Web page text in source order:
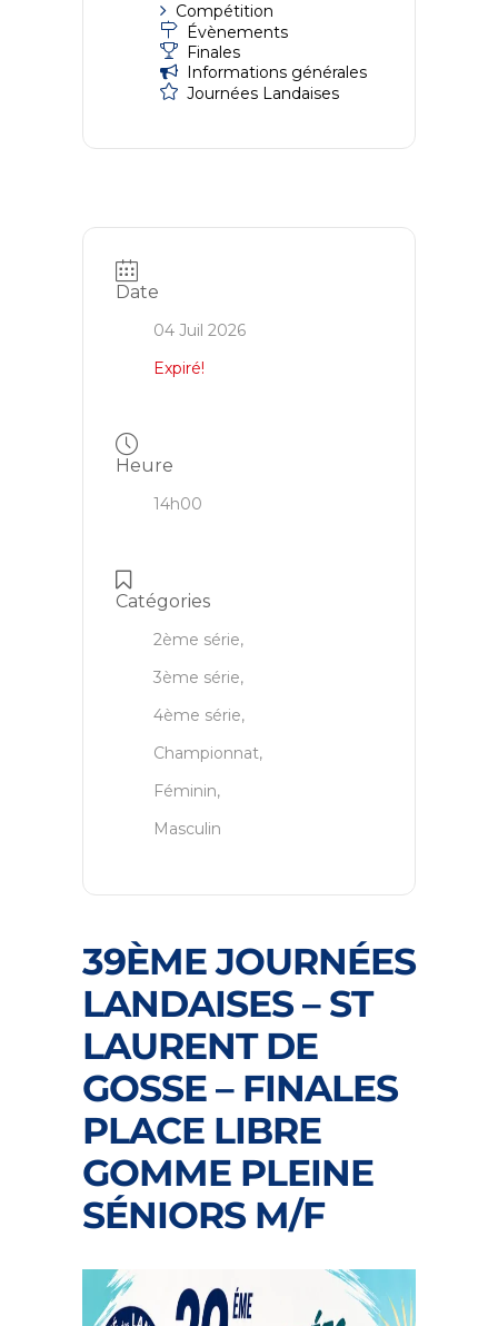
Compétition
Évènements
Finales
Informations générales
Journées Landaises
Date
04 Juil 2026
Expiré!
Heure
14h00
Catégories
2ème série,
3ème série,
4ème série,
Championnat,
Féminin,
Masculin
39ÈME JOURNÉES
LANDAISES – ST
LAURENT DE
GOSSE – FINALES
PLACE LIBRE
GOMME PLEINE
SÉNIORS M/F